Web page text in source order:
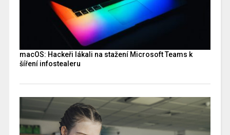
macOS: Hackeři lákali na stažení Microsoft Teams k
šíření infostealeru